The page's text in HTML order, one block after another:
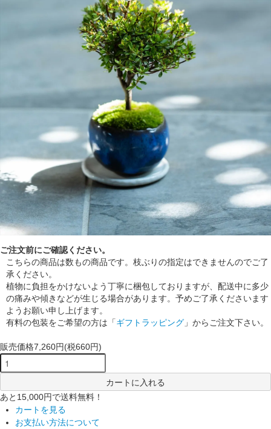
ご注文前にご確認ください。
こちらの商品は数もの商品です。枝ぶりの指定はできませんのでご了
承ください。
植物に負担をかけないよう丁寧に梱包しておりますが、配送中に多少
の痛みや傾きなどが生じる場合があります。予めご了承くださいます
ようお願い申し上げます。
有料の包装をご希望の方は「ギフトラッピング 」からご注文下さい。
販売価格7,260円(税660円)
カートに入れる
あと15,000円で送料無料！
カートを見る
お支払い方法について